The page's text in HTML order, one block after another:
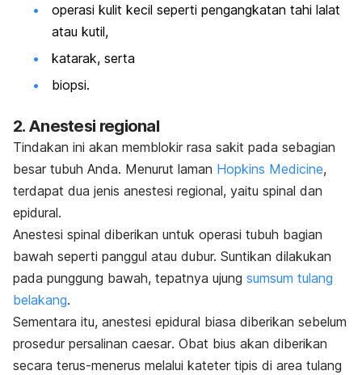
operasi kulit kecil seperti pengangkatan tahi lalat
atau kutil,
katarak, serta
biopsi.
2. Anestesi regional
Tindakan ini akan memblokir rasa sakit pada sebagian
besar tubuh Anda. Menurut laman Hopkins Medicine,
terdapat dua jenis anestesi regional, yaitu spinal dan
epidural.
Anestesi spinal diberikan untuk operasi tubuh bagian
bawah seperti panggul atau dubur. Suntikan dilakukan
pada punggung bawah, tepatnya ujung sumsum tulang
belakang.
Sementara itu, anestesi epidural biasa diberikan sebelum
prosedur persalinan caesar. Obat bius akan diberikan
secara terus-menerus melalui kateter tipis di area tulang